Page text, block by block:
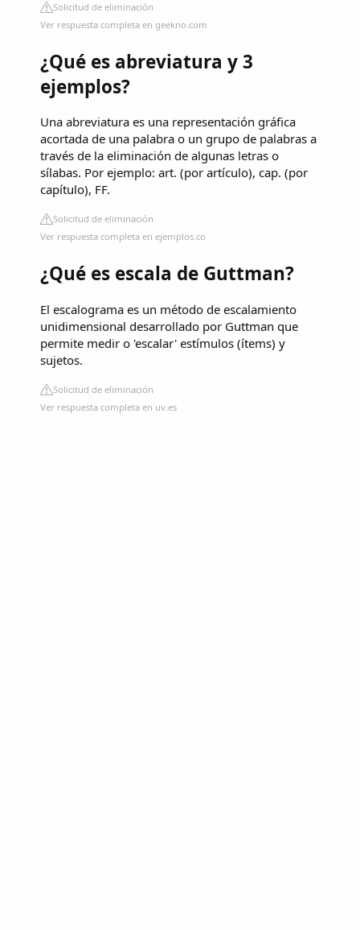
Solicitud de eliminación
Ver respuesta completa en geekno.com
¿Qué es abreviatura y 3
ejemplos?
Una abreviatura es una representación gráfica
acortada de una palabra o un grupo de palabras a
través de la eliminación de algunas letras o
sílabas. Por ejemplo: art. (por artículo), cap. (por
capítulo), FF.
Solicitud de eliminación
Ver respuesta completa en ejemplos.co
¿Qué es escala de Guttman?
El escalograma es un método de escalamiento
unidimensional desarrollado por Guttman que
permite medir o 'escalar' estímulos (ítems) y
sujetos.
Solicitud de eliminación
Ver respuesta completa en uv.es